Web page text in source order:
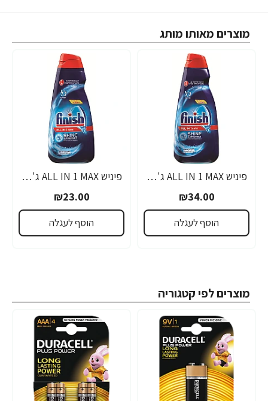
מוצרים מאותו מותג
פיניש ALL IN 1 MAX ג'ל מרוכז למדיח 1 ליטר - מבית FINISH
₪34.00
הוסף לעגלה
פיניש ALL IN 1 MAX ג'ל מרוכז למדיח 600 מ"ל - מבית FINISH
₪23.00
הוסף לעגלה
מוצרים לפי קטגוריה